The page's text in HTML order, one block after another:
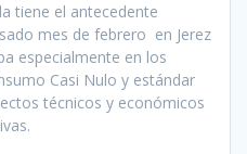
tiene el antecedente
mes de febrero en Jerez
especialmente en los
Casi Nulo y estándar
técnicos y económicos